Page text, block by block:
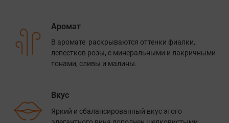
Аромат
В аромате раскрываются оттенки фиалки,
лепестков розы, с минеральными и лакричными
тонами, сливы и малины.
Вкус
Яркий и сбалансированный вкус этого